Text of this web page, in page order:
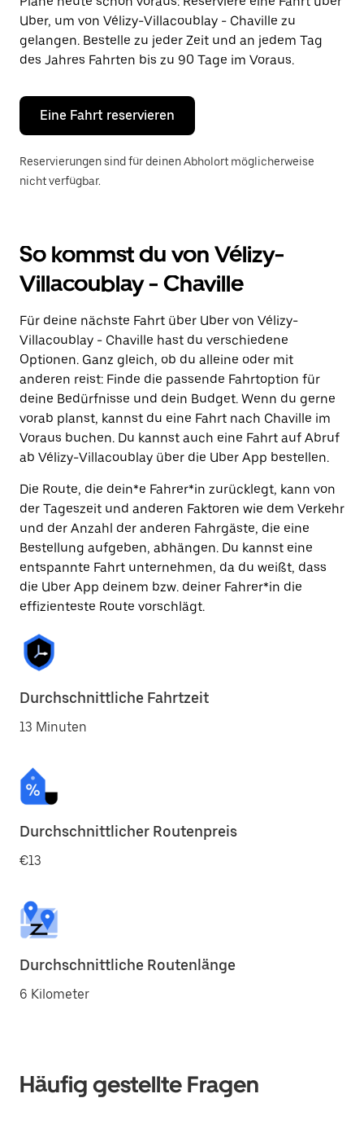
Datum
auszuwählen.
Drücke
die
Escape-
um
den
Kalender
schließen.
Uber, um von Vélizy-Villacoublay - Chaville zu
gelangen. Bestelle zu jeder Zeit und an jedem Tag
des Jahres Fahrten bis zu 90 Tage im Voraus.
Eine Fahrt reservieren
Reservierungen sind für deinen Abholort möglicherweise
nicht verfügbar.
So kommst du von Vélizy-
Villacoublay - Chaville
Für deine nächste Fahrt über Uber von Vélizy-
Villacoublay - Chaville hast du verschiedene
Optionen. Ganz gleich, ob du alleine oder mit
anderen reist: Finde die passende Fahrtoption für
deine Bedürfnisse und dein Budget. Wenn du gerne
vorab planst, kannst du eine Fahrt nach Chaville im
Voraus buchen. Du kannst auch eine Fahrt auf Abruf
ab Vélizy-Villacoublay über die Uber App bestellen.
Die Route, die dein*e Fahrer*in zurücklegt, kann von
der Tageszeit und anderen Faktoren wie dem Verkehr
und der Anzahl der anderen Fahrgäste, die eine
Bestellung aufgeben, abhängen. Du kannst eine
entspannte Fahrt unternehmen, da du weißt, dass
die Uber App deinem bzw. deiner Fahrer*in die
effizienteste Route vorschlägt.
Durchschnittliche Fahrtzeit
13 Minuten
Durchschnittlicher Routenpreis
€13
Durchschnittliche Routenlänge
6 Kilometer
Häufig gestellte Fragen